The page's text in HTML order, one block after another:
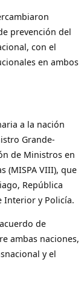
prevención del
con el
en ambos
a la nación
Grande-
de Ministros en
(MISPA VIII), que
República
Interior y Policía.
de
ambas naciones,
y el